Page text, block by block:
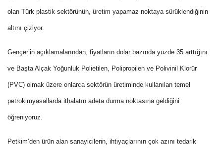
olan Türk plastik sektörünün, üretim yapamaz noktaya sürüklendiğinin
altını çiziyor.
Gençer’in açıklamalarından, fiyatların dolar bazında yüzde 35 arttığını
ve Başta Alçak Yoğunluk Polietilen, Polipropilen ve Polivinil Klorür
(PVC) olmak üzere onlarca sektörün üretiminde kullanılan temel
petrokimyasallarda ithalatın adeta durma noktasına geldiğini
öğreniyoruz.
Petkim’den ürün alan sanayicilerin, ihtiyaçlarının çok azını tedarik